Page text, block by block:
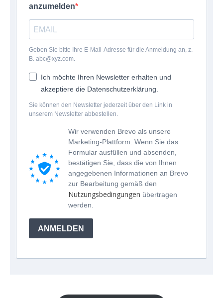
anzumelden
Geben Sie bitte Ihre E-Mail-Adresse für die Anmeldung an, z.
B. abc@xyz.com.
Ich möchte Ihren Newsletter erhalten und
akzeptiere die Datenschutzerklärung.
Sie können den Newsletter jederzeit über den Link in
unserem Newsletter abbestellen.
Wir verwenden Brevo als unsere
Marketing-Plattform. Wenn Sie das
Formular ausfüllen und absenden,
bestätigen Sie, dass die von Ihnen
angegebenen Informationen an Brevo
zur Bearbeitung gemäß den
Nutzungsbedingungen übertragen
werden.
ANMELDEN